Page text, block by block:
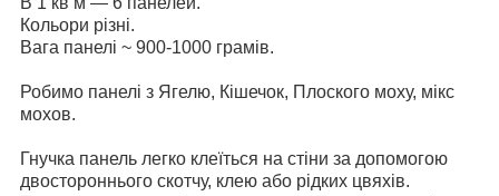
Кольори різні.
Вага панелі ~ 900-1000 грамів.
Робимо панелі з Ягелю, Кішечок, Плоского моху, мікс
мохов.
Гнучка панель легко клеїться на стіни за допомогою
двостороннього скотчу, клею або рідких цвяхів.